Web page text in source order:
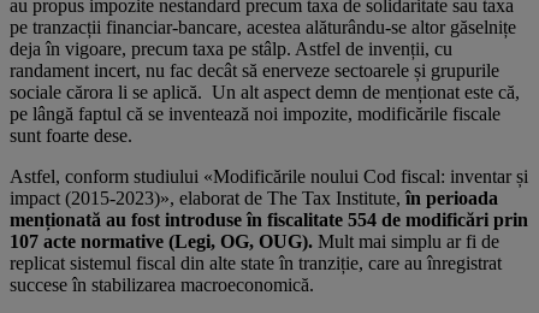
au propus impozite nestandard precum taxa de solidaritate sau taxa
pe tranzacții financiar-bancare, acestea alăturându-se altor găselnițe
deja în vigoare, precum taxa pe stâlp. Astfel de invenții, cu
randament incert, nu fac decât să enerveze sectoarele și grupurile
sociale cărora li se aplică. Un alt aspect demn de menționat este că,
pe lângă faptul că se inventează noi impozite, modificările fiscale
sunt foarte dese.
Astfel, conform studiului «Modificările noului Cod fiscal: inventar și
impact (2015-2023)», elaborat de The Tax Institute, în perioada
menționată au fost introduse în fiscalitate 554 de modificări prin
107 acte normative (Legi, OG, OUG). Mult mai simplu ar fi de
replicat sistemul fiscal din alte state în tranziție, care au înregistrat
succese în stabilizarea macroeconomică.